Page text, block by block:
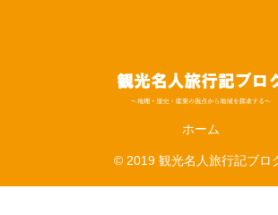
ホーム
© 2019 観光名人旅行記ブロ